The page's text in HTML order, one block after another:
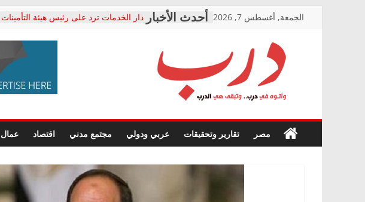
الجمعة, أغسطس 7, 2026
دار الخدمات ترد على رئيس هيئة التأمينات
معاناة أصحاب المعاشات.. ونطالب بكشف
فرحات سليمان يكتب: القطاع الصحي إلى
حزب التحالف الشعبي يطلق لجنة “الحق
صور .. اعتماد الرسومات النهائية للقرار
الوزاري لمدينة الصحفيين.. وانتهاء أعمال
إنشاء المبنى الإداري
متابعة قضية الدكتور محمد زهران.. ويؤكد:
قرينة البراءة وضمانات المحاكمة العادلة
حق أصيل
درب
في
درب..
مصر تقارير وتحقيقات عربي ودولي مجتمع مدني اقتصاد عمال